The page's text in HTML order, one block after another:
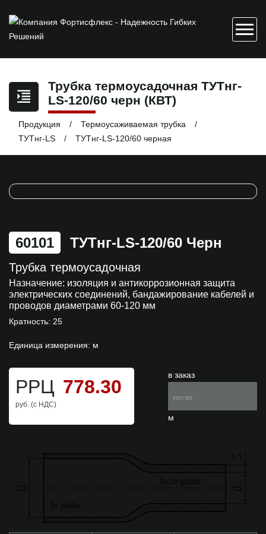
Трубка термоусадочная ТУТнг-
LS-120/60 черн (КВТ)
Продукция
Термоусаживаемая трубка
ТУТнг-LS
ТУТнг-LS-120/60 черная
60101 ТУТнг-LS-120/60 Черн
Трубка термоусадочная
Назначение: изоляция и антикоррозионная защита
электрических соединений, бандажирование кабелей и
проводов диаметрами 60-120 мм
Кратность: 25
Единица измерения: м
РРЦ
руб. (с НДС)
778.30
в заказ
м